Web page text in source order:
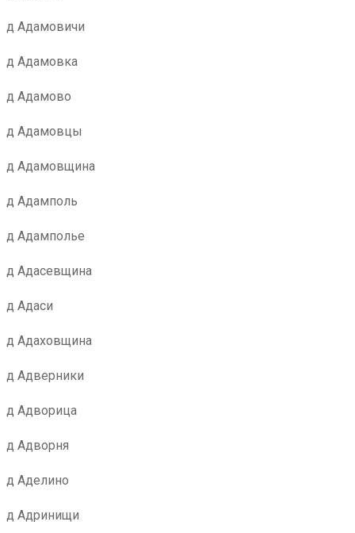
д Адамовичи
д Адамовка
д Адамово
д Адамовцы
д Адамовщина
д Адамполь
д Адамполье
д Адасевщина
д Адаси
д Адаховщина
д Адверники
д Адворица
д Адворня
д Аделино
д Адринищи